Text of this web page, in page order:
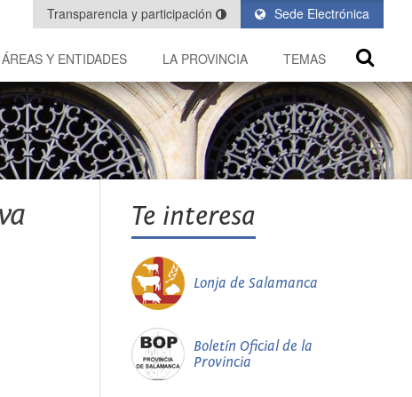
Sede Electrónica
Transparencia y participación
ÁREAS Y ENTIDADES LA PROVINCIA TEMAS
Te interesa
Lonja de Salamanca
Boletín Oficial de la
Provincia